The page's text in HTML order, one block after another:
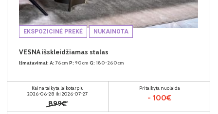
EKSPOZICINĖ PREKĖ NUKAINOTA
VESNA išskleidžiamas stalas
Išmatavimai: A: 76cm P: 90cm G: 180-260cm
Kaina taikyta laikotarpiu
2026-06-28 iki 2026-07-27
899€
Pritaikyta nuolaida
- 100€